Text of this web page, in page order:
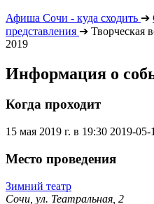
Афиша Сочи - куда сходить ➔
представления ➔ Творческая
2019
Информация о
Когда проходит
15 мая 2019 г. в 19:30 2019-05-
Место проведения
Зимний театр
Сочи, ул. Театральная, 2